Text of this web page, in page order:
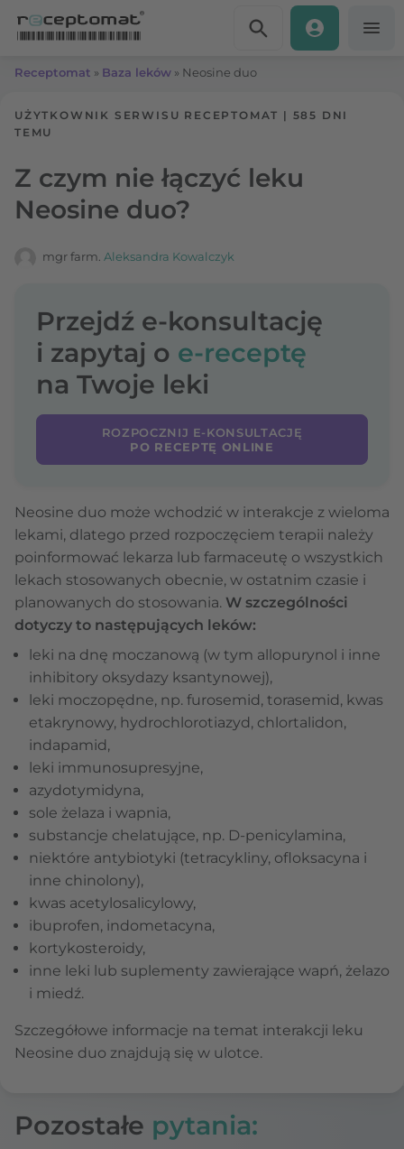
Receptomat » Baza leków » Neosine duo
UŻYTKOWNIK SERWISU RECEPTOMAT | 585 DNI
TEMU
Z czym nie łączyć leku
Neosine duo?
mgr farm. Aleksandra Kowalczyk
Przejdź e-konsultację
i zapytaj o e-receptę
na Twoje leki
ROZPOCZNIJ E-KONSULTACJĘ
PO RECEPTĘ ONLINE
Neosine duo może wchodzić w interakcje z wieloma
lekami, dlatego przed rozpoczęciem terapii należy
poinformować lekarza lub farmaceutę o wszystkich
lekach stosowanych obecnie, w ostatnim czasie i
planowanych do stosowania. W szczególności
dotyczy to następujących leków:
leki na dnę moczanową (w tym allopurynol i inne
inhibitory oksydazy ksantynowej),
leki moczopędne, np. furosemid, torasemid, kwas
etakrynowy, hydrochlorotiazyd, chlortalidon,
indapamid,
leki immunosupresyjne,
azydotymidyna,
sole żelaza i wapnia,
substancje chelatujące, np. D-penicylamina,
niektóre antybiotyki (tetracykliny, ofloksacyna i
inne chinolony),
kwas acetylosalicylowy,
ibuprofen, indometacyna,
kortykosteroidy,
inne leki lub suplementy zawierające wapń, żelazo
i miedź.
Szczegółowe informacje na temat interakcji leku
Neosine duo znajdują się w ulotce.
Pozostałe pytania: